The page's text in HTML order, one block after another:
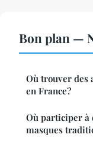
Bon plan —
Où trouver des
en France?
Où participer à
masques